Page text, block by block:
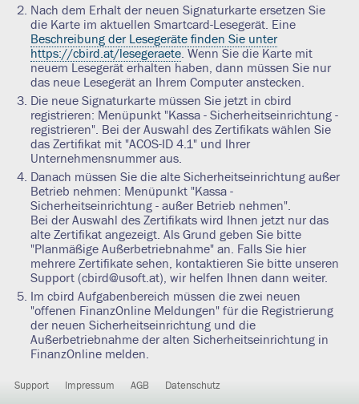
Nach dem Erhalt der neuen Signaturkarte ersetzen Sie
die Karte im aktuellen Smartcard-Lesegerät. Eine
Beschreibung der Lesegeräte finden Sie unter
https://cbird.at/lesegeraete. Wenn Sie die Karte mit
neuem Lesegerät erhalten haben, dann müssen Sie nur
das neue Lesegerät an Ihrem Computer anstecken.
Die neue Signaturkarte müssen Sie jetzt in cbird
registrieren: Menüpunkt "Kassa - Sicherheitseinrichtung -
registrieren". Bei der Auswahl des Zertifikats wählen Sie
das Zertifikat mit "ACOS-ID 4.1" und Ihrer
Unternehmensnummer aus.
Danach müssen Sie die alte Sicherheitseinrichtung außer
Betrieb nehmen: Menüpunkt "Kassa -
Sicherheitseinrichtung - außer Betrieb nehmen".
Bei der Auswahl des Zertifikats wird Ihnen jetzt nur das
alte Zertifikat angezeigt. Als Grund geben Sie bitte
"Planmäßige Außerbetriebnahme" an. Falls Sie hier
mehrere Zertifikate sehen, kontaktieren Sie bitte unseren
Support (cbird@usoft.at), wir helfen Ihnen dann weiter.
Im cbird Aufgabenbereich müssen die zwei neuen
"offenen FinanzOnline Meldungen" für die Registrierung
der neuen Sicherheitseinrichtung und die
Außerbetriebnahme der alten Sicherheitseinrichtung in
FinanzOnline melden.
Support Impressum AGB Datenschutz